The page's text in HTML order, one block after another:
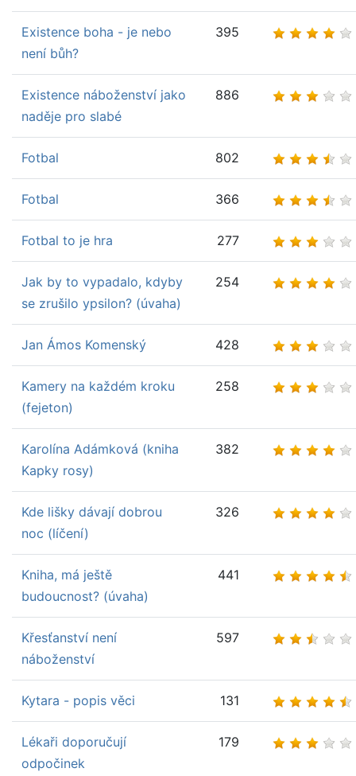
Existence boha - je nebo
není bůh?
395
Existence náboženství jako
naděje pro slabé
886
Fotbal 802
Fotbal 366
Fotbal to je hra 277
Jak by to vypadalo, kdyby
se zrušilo ypsilon? (úvaha)
254
Jan Ámos Komenský 428
Kamery na každém kroku
(fejeton)
258
Karolína Adámková (kniha
Kapky rosy)
382
Kde lišky dávají dobrou
noc (líčení)
326
Kniha, má ještě
budoucnost? (úvaha)
441
Křesťanství není
náboženství
597
Kytara - popis věci 131
Lékaři doporučují
odpočinek
179